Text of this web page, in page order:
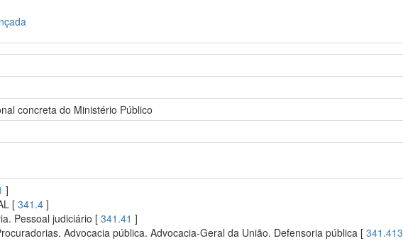
concreta do Ministério Público
]
[341.4 ]
Pessoal judiciário [341.41 ]
Advocacia pública. Advocacia-Geral da União. Defensoria pública [341.413